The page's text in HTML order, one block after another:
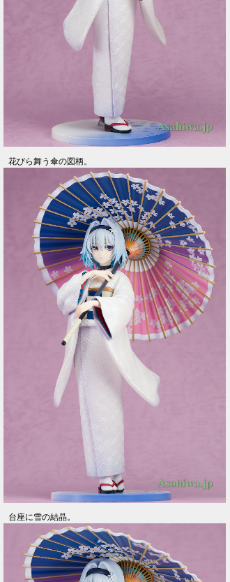
花びら舞う傘の図柄。
台座に雪の結晶。